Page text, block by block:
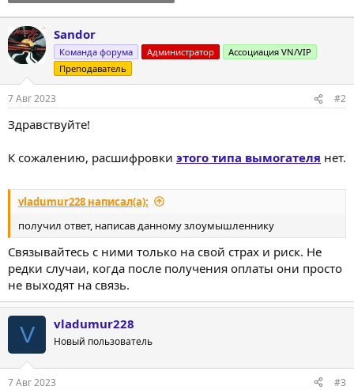
Sandor
Команда форума Администратор
Ассоциация VN/VIP
Преподаватель
7 Авг 2023 #2
Здравствуйте!
К сожалению, расшифровки этого типа вымогателя нет.
vladumur228 написал(а):
получил ответ, написав данному злоумышленнику
Связывайтесь с ними только на свой страх и риск. Не
редки случаи, когда после получения оплаты они просто
не выходят на связь.
V vladumur228
Новый пользователь
7 Авг 2023 #3